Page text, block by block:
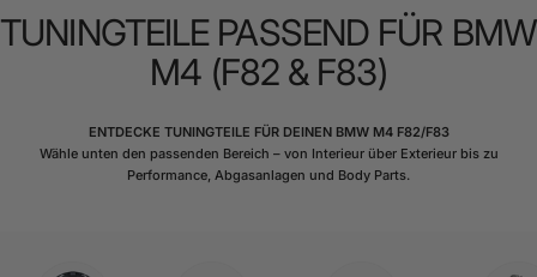
TUNINGTEILE PASSEND FÜR BMW
M4 (F82 & F83)
ENTDECKE TUNINGTEILE FÜR DEINEN BMW M4 F82/F83
Wähle unten den passenden Bereich – von Interieur über Exterieur bis zu
Performance, Abgasanlagen und Body Parts.